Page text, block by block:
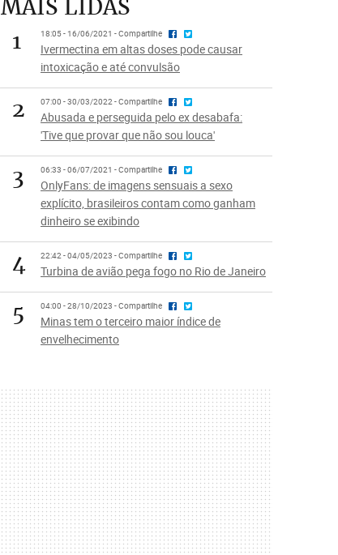
MAIS LIDAS
1
18:05 - 16/06/2021 - Compartilhe
Ivermectina em altas doses pode causar
intoxicação e até convulsão
2 07:00 - 30/03/2022 - Compartilhe
Abusada e perseguida pelo ex desabafa:
'Tive que provar que não sou louca'
3 06:33 - 06/07/2021 - Compartilhe
OnlyFans: de imagens sensuais a sexo
explícito, brasileiros contam como ganham
dinheiro se exibindo
4 22:42 - 04/05/2023 - Compartilhe
Turbina de avião pega fogo no Rio de Janeiro
5 04:00 - 28/10/2023 - Compartilhe
Minas tem o terceiro maior índice de
envelhecimento